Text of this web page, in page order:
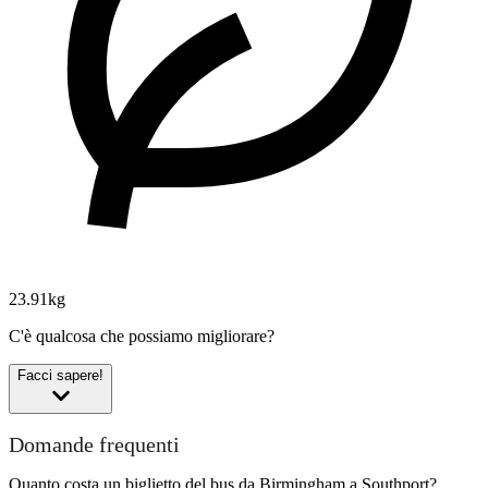
23.91kg
C'è qualcosa che possiamo migliorare?
Facci sapere!
Domande frequenti